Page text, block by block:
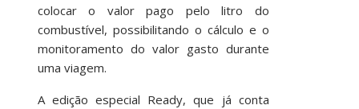
colocar o valor pago pelo litro do
combustível, possibilitando o cálculo e o
monitoramento do valor gasto durante
uma viagem.
A edição especial Ready, que já conta